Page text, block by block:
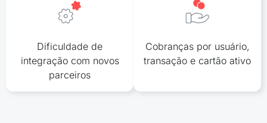
Dificuldade de
integração com novos
parceiros
Cobranças por usuário,
transação e cartão ativo